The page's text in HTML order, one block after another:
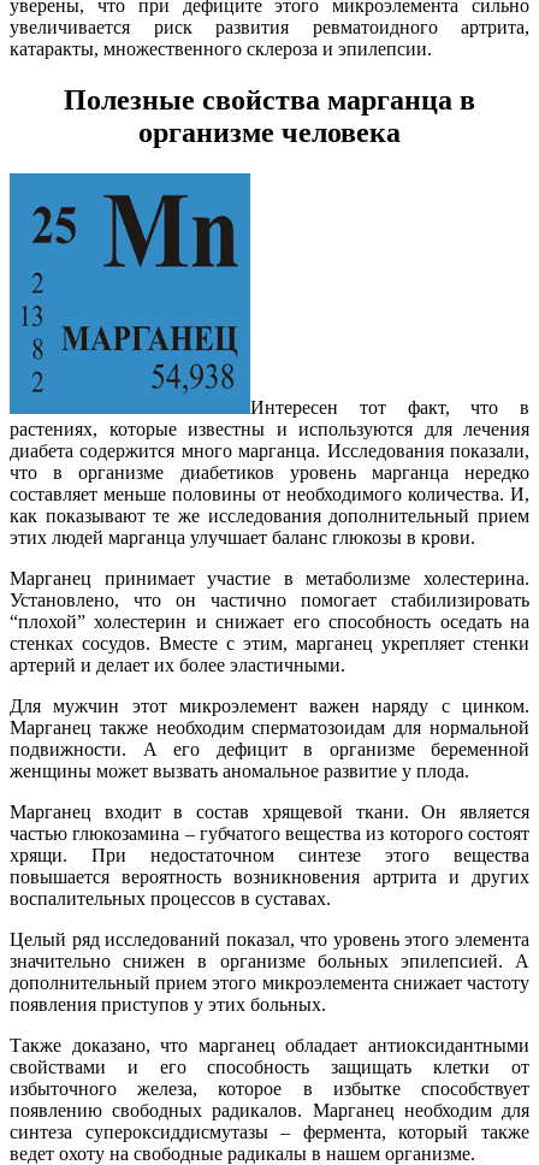
уверены, что при дефиците этого микроэлемента сильно
увеличивается риск развития ревматоидного артрита,
катаракты, множественного склероза и эпилепсии.
Полезные свойства марганца в
организме человека
Интересен тот факт, что в
растениях, которые известны и используются для лечения
диабета содержится много марганца. Исследования показали,
что в организме диабетиков уровень марганца нередко
составляет меньше половины от необходимого количества. И,
как показывают те же исследования дополнительный прием
этих людей марганца улучшает баланс глюкозы в крови.
Марганец принимает участие в метаболизме холестерина.
Установлено, что он частично помогает стабилизировать
“плохой” холестерин и снижает его способность оседать на
стенках сосудов. Вместе с этим, марганец укрепляет стенки
артерий и делает их более эластичными.
Для мужчин этот микроэлемент важен наряду с цинком.
Марганец также необходим сперматозоидам для нормальной
подвижности. А его дефицит в организме беременной
женщины может вызвать аномальное развитие у плода.
Марганец входит в состав хрящевой ткани. Он является
частью глюкозамина – губчатого вещества из которого состоят
хрящи. При недостаточном синтезе этого вещества
повышается вероятность возникновения артрита и других
воспалительных процессов в суставах.
Целый ряд исследований показал, что уровень этого элемента
значительно снижен в организме больных эпилепсией. А
дополнительный прием этого микроэлемента снижает частоту
появления приступов у этих больных.
Также доказано, что марганец обладает антиоксидантными
свойствами и его способность защищать клетки от
избыточного железа, которое в избытке способствует
появлению свободных радикалов. Марганец необходим для
синтеза супероксиддисмутазы – фермента, который также
ведет охоту на свободные радикалы в нашем организме.